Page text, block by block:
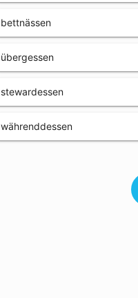
bettnässen
übergessen
stewardessen
währenddessen